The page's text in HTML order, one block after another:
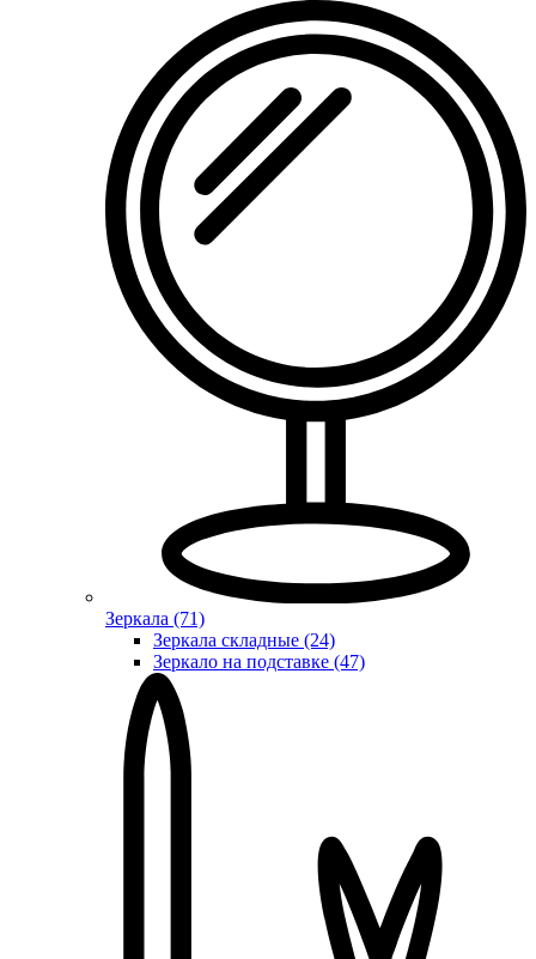
Зеркала (71)
Зеркала складные (24)
Зеркало на подставке (47)